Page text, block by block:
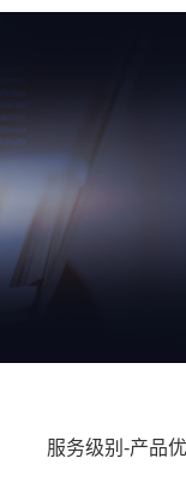
服务级别-产品